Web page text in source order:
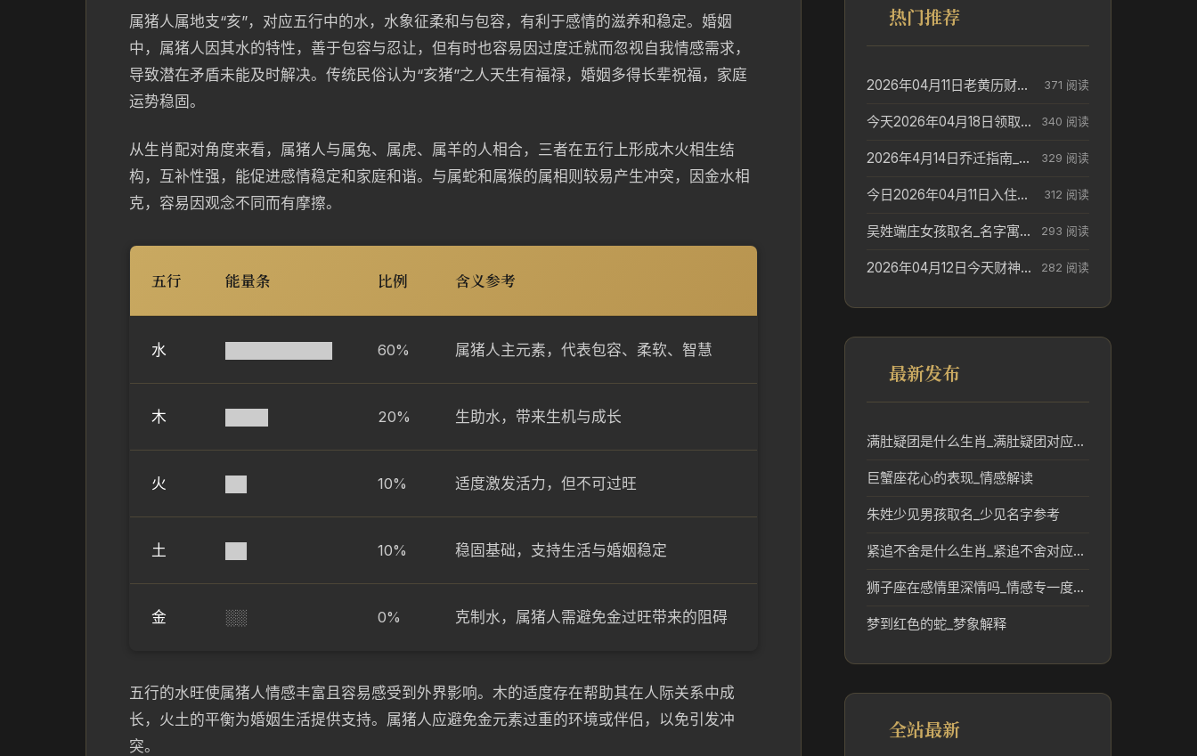
属猪人属地支“亥”，对应五行中的水，水象征柔和与包容，有利于感情的滋养和稳定。婚姻
中，属猪人因其水的特性，善于包容与忍让，但有时也容易因过度迁就而忽视自我情感需求，
导致潜在矛盾未能及时解决。传统民俗认为“亥猪”之人天生有福禄，婚姻多得长辈祝福，家庭
运势稳固。
从生肖配对角度来看，属猪人与属兔、属虎、属羊的人相合，三者在五行上形成木火相生结
构，互补性强，能促进感情稳定和家庭和谐。与属蛇和属猴的属相则较易产生冲突，因金水相
克，容易因观念不同而有摩擦。
五行 能量条 比例 含义参考
水 60% 属猪人主元素，代表包容、柔软、智慧
木 20% 生助水，带来生机与成长
火 10% 适度激发活力，但不可过旺
土 10% 稳固基础，支持生活与婚姻稳定
金 ░░ 0% 克制水，属猪人需避免金过旺带来的阻碍
五行的水旺使属猪人情感丰富且容易感受到外界影响。木的适度存在帮助其在人际关系中成
长，火土的平衡为婚姻生活提供支持。属猪人应避免金元素过重的环境或伴侣，以免引发冲
突。
热门推荐
2026年04月11日老黄历财神方位_财神方位与供奉讲究 371 阅读
今天2026年04月18日领取结婚证老黄历不适合吗_领证日期参考 340 阅读
2026年4月14日乔迁指南_搬家择日参考 329 阅读
今日2026年04月11日入住新居老黄历不适宜吗_搬家择日参考 312 阅读
吴姓端庄女孩取名_名字寓意参考 293 阅读
2026年04月12日今天财神在哪个吉位_财神方位参考 282 阅读
最新发布
满肚疑团是什么生肖_满肚疑团对应生肖及含义分析
巨蟹座花心的表现_情感解读
朱姓少见男孩取名_少见名字参考
紧追不舍是什么生肖_紧追不舍对应的生肖象征与文化解读
狮子座在感情里深情吗_情感专一度解析
梦到红色的蛇_梦象解释
全站最新